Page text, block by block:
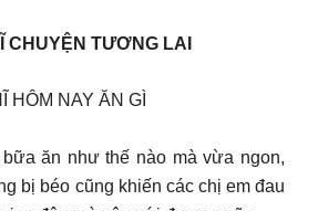
CHUYỆN TƯƠNG LAI
HÔM NAY ĂN GÌ
ăn như thế nào mà vừa ngon,
bị béo cũng khiến các chị em đau